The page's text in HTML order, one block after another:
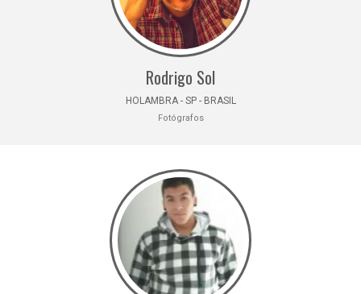
Rodrigo Sol
HOLAMBRA - SP - BRASIL
Fotógrafos